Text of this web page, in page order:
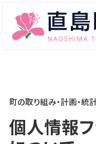
町の取り組み・計画・統
個人情報